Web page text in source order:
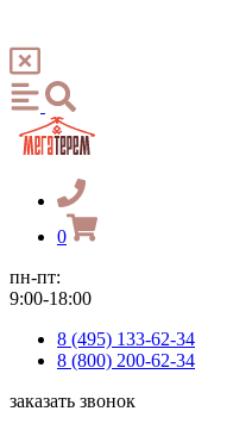
0
пн-пт:
9:00-18:00
8 (495) 133-62-34
8 (800) 200-62-34
заказать звонок